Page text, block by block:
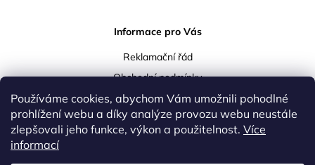
Používáme cookies, abychom Vám umožnili pohodlné
prohlížení webu a díky analýze provozu webu neustále
zlepšovali jeho funkce, výkon a použitelnost. Více
informací
Informace pro Vás
Reklamační řád
Obchodní podmínky
Podmínky ochrany osobních údajů
Doprava a platba
Vrácení a reklamace zboží